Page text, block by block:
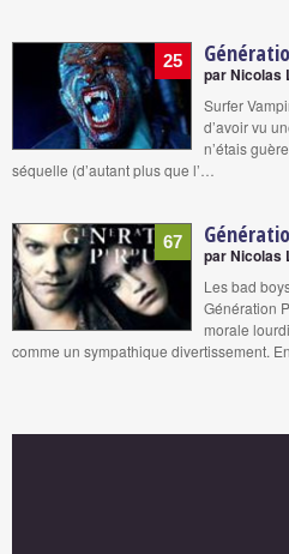
25
par Nicolas
Surfer
d’avoir vu
n’étais
séquelle (d’autant plus que l’…
67
par Nicolas
Les bad
Génération
morale
comme un sympathique divertissement.